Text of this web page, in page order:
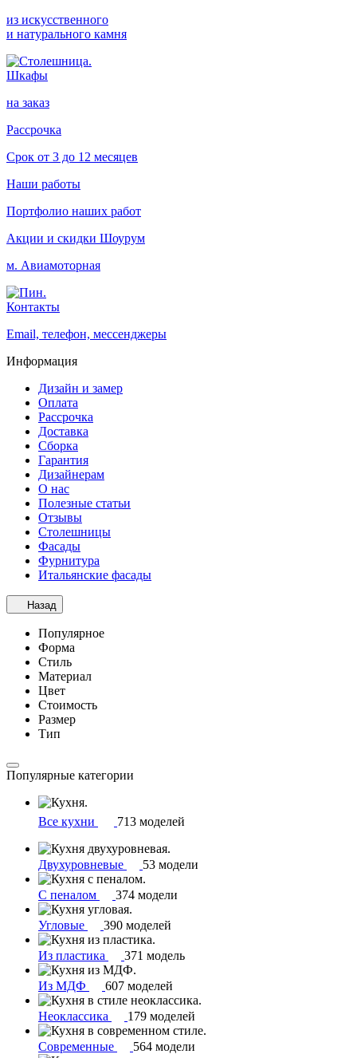
из искусственного
и натурального камня
Шкафы
на заказ
Рассрочка
Срок от 3 до 12 месяцев
Наши работы
Портфолио наших работ
Акции и скидки Шоурум
м. Авиамоторная
Контакты
Email, телефон, мессенджеры
Информация
Дизайн и замер
Оплата
Рассрочка
Доставка
Сборка
Гарантия
Дизайнерам
О нас
Полезные статьи
Отзывы
Столешницы
Фасады
Фурнитура
Итальянские фасады
Назад
Популярное
Форма
Стиль
Материал
Цвет
Стоимость
Размер
Тип
Популярные категории
Все кухни 713 моделей
Двухуровневые 53 модели
С пеналом 374 модели
Угловые 390 моделей
Из пластика 371 модель
Из МДФ 607 моделей
Неоклассика 179 моделей
Современные 564 модели